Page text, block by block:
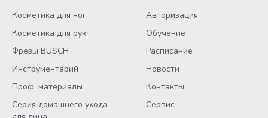
Косметика для ног
Косметика для рук
Фрезы BUSCH
Инструментарий
Проф. материалы
Серия домашнего ухода
Авторизация
Обучение
Расписание
Новости
Контакты
Сервис